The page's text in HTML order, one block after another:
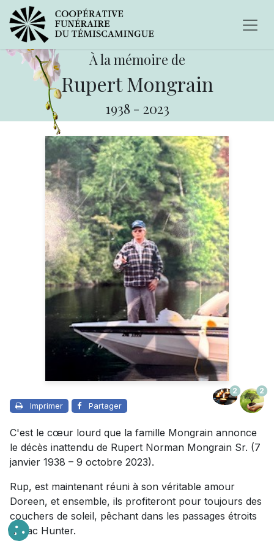
À la mémoire de
Rupert Mongrain
1938 - 2023
Imprimer Partager
2 2
C'est le cœur lourd que la famille Mongrain annonce
le décès inattendu de Rupert Norman Mongrain Sr. (7
janvier 1938 – 9 octobre 2023).
Rup, est maintenant réuni à son véritable amour
Doreen, et ensemble, ils profiteront pour toujours des
couchers de soleil, pêchant dans les passages étroits
du lac Hunter.